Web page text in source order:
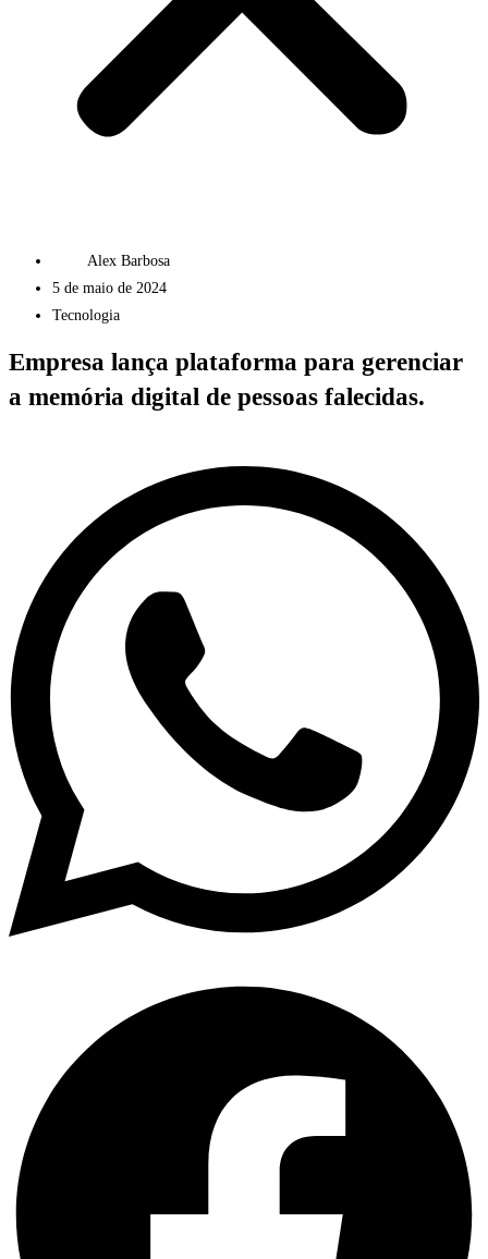
Alex Barbosa
5 de maio de 2024
Tecnologia
Empresa lança plataforma para gerenciar
a memória digital de pessoas falecidas.